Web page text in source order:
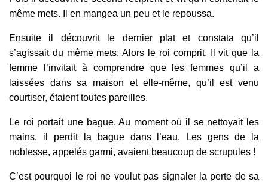
même mets. Il en mangea un peu et le repoussa.
Ensuite il découvrit le dernier plat et constata qu’il
s’agissait du même mets. Alors le roi comprit. Il vit que la
femme l’invitait à comprendre que les femmes qu’il a
laissées dans sa maison et elle-même, qu’il est venu
courtiser, étaient toutes pareilles.
Le roi portait une bague. Au moment où il se nettoyait les
mains, il perdit la bague dans l’eau. Les gens de la
noblesse, appelés garmi, avaient beaucoup de scrupules !
C’est pourquoi le roi ne voulut pas signaler la perte de sa